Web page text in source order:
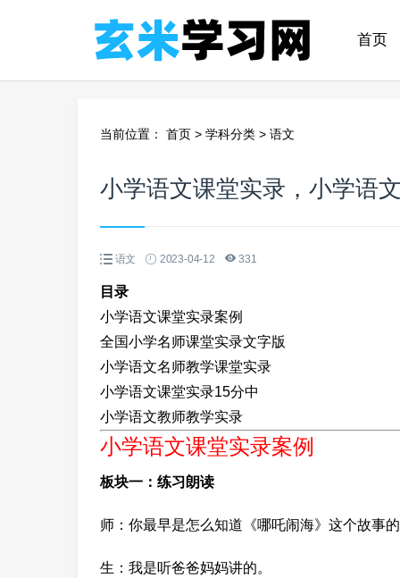
首页
当前位置： 首页 > 学科分类 > 语文
小学语文课堂实录，小学语
语文 2023-04-12 331
目录
小学语文课堂实录案例
全国小学名师课堂实录文字版
小学语文名师教学课堂实录
小学语文课堂实录15分中
小学语文教师教学实录
小学语文课堂实录案例
板块一：练习朗读
师：你最早是怎么知道《哪吒闹海》这个故事
生：我是听爸爸妈妈讲的。